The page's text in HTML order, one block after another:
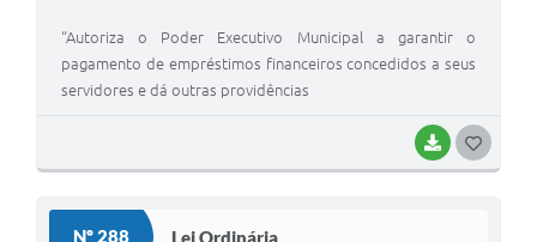
BAIXAR
“Autoriza o Poder Executivo Municipal a garantir o
pagamento de empréstimos financeiros concedidos a seus
servidores e dá outras providências
Nº 288 Lei Ordinária